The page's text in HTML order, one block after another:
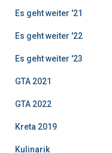
Es geht weiter '21
Es geht weiter '22
Es geht weiter '23
GTA 2021
GTA 2022
Kreta 2019
Kulinarik